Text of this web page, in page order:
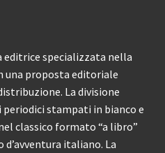
editrice specializzata nella
una proposta editoriale
La divisione
periodici stampati in bianco e
classico formato “a libro”
italiano. La